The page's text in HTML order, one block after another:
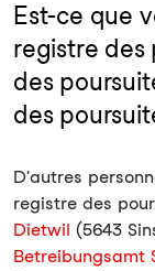
Est-ce que
registre des
des
des
D'autres
registre des
Dietwil (5643
Betreibungsamt